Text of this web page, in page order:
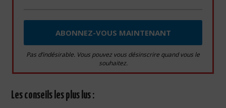
Pas d’indésirable. Vous pouvez vous désinscrire quand vous le
souhaitez.
Les conseils les plus lus :